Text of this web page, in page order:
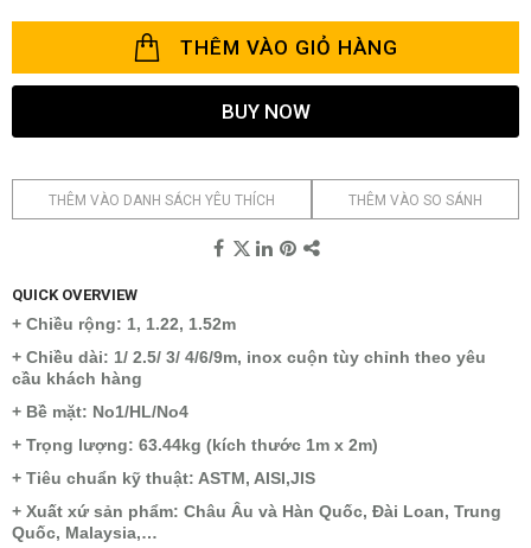
THÊM VÀO GIỎ HÀNG
BUY NOW
THÊM VÀO DANH SÁCH YÊU THÍCH THÊM VÀO SO SÁNH
QUICK OVERVIEW
+ Chiều rộng: 1, 1.22, 1.52m
+ Chiều dài: 1/ 2.5/ 3/ 4/6/9m, inox cuộn tùy chỉnh theo yêu
cầu khách hàng
+ Bề mặt: No1/HL/No4
+ Trọng lượng: 63.44kg (kích thước 1m x 2m)
+ Tiêu chuẩn kỹ thuật: ASTM, AISI,JIS
+ Xuất xứ sản phẩm: Châu Âu và Hàn Quốc, Đài Loan, Trung
Quốc, Malaysia,…